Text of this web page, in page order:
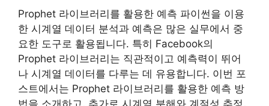
Prophet 라이브러리를 활용한 예측 파이썬을 이용
한 시계열 데이터 분석과 예측은 많은 실무에서 중
요한 도구로 활용됩니다. 특히 Facebook의
Prophet 라이브러리는 직관적이고 예측력이 뛰어
나 시계열 데이터를 다루는 데 유용합니다. 이번 포
스트에서는 Prophet 라이브러리를 활용한 예측 방
법을 소개하고, 추가로 시계열 분해와 계절성 추정,